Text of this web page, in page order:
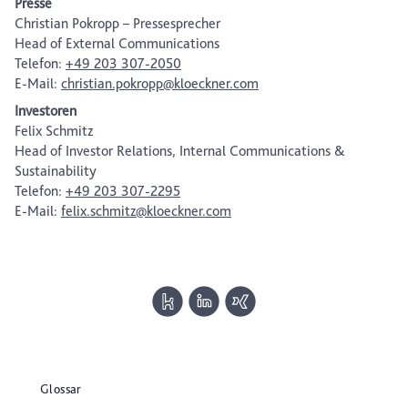
Presse
Christian Pokropp – Pressesprecher
Head of External Communications
Telefon: +49 203 307-2050
E-Mail: christian.pokropp@kloeckner.com
Investoren
Felix Schmitz
Head of Investor Relations, Internal Communications &
Sustainability
Telefon: +49 203 307-2295
E-Mail: felix.schmitz@kloeckner.com
Glossar